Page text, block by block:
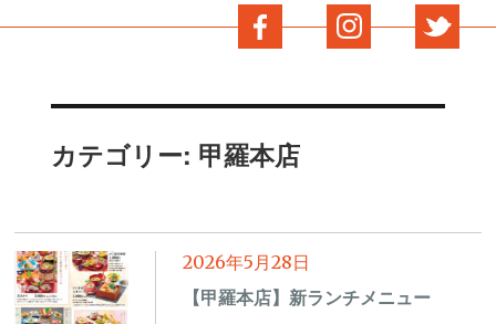
カテゴリー: 甲羅本店
2026年5月28日
【甲羅本店】新ランチメニュー